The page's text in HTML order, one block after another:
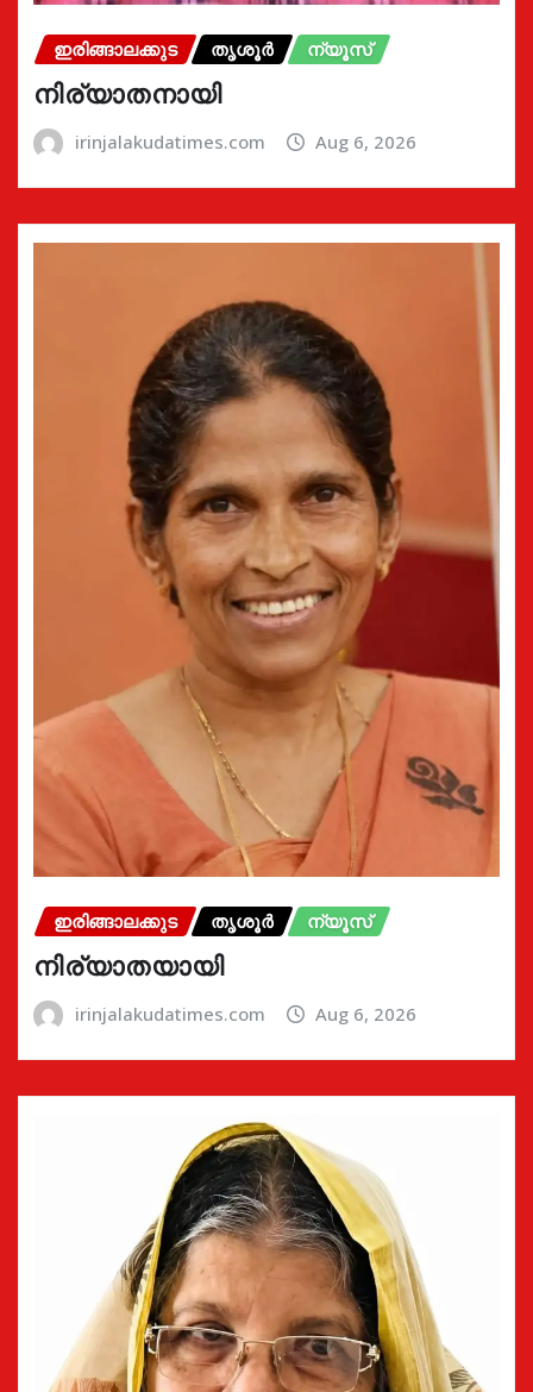
ഇരിങ്ങാലക്കുട തൃശൂർ ന്യൂസ്
നിര്യാതനായി
irinjalakudatimes.com Aug 6, 2026
ഇരിങ്ങാലക്കുട തൃശൂർ ന്യൂസ്
നിര്യാതയായി
irinjalakudatimes.com Aug 6, 2026